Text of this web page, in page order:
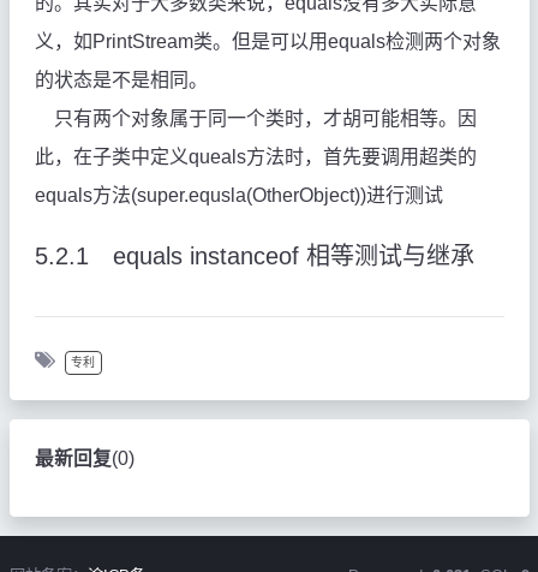
义，如PrintStream类。但是可以用equals检测两个对象
的状态是不是相同。
只有两个对象属于同一个类时，才胡可能相等。因
此，在子类中定义queals方法时，首先要调用超类的
equals方法(super.equsla(OtherObject))进行测试
5.2.1 equals instanceof 相等测试与继承
专利
最新回复(0)